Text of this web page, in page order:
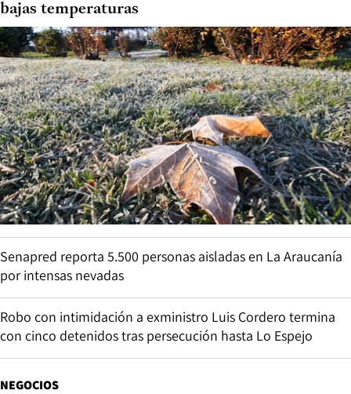
bajas temperaturas
Senapred reporta 5.500 personas aisladas en La Araucanía
por intensas nevadas
Robo con intimidación a exministro Luis Cordero termina
con cinco detenidos tras persecución hasta Lo Espejo
NEGOCIOS